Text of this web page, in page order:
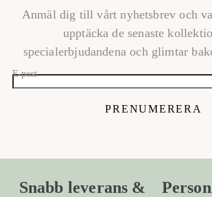
Anmäl dig till vårt nyhetsbrev och
upptäcka de senaste
specialerbjudandena och glimtar
E-post
PRENUMERERA
Snabb leverans &